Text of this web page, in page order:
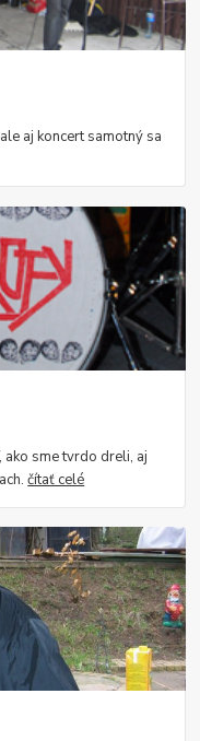
aj koncert samotný sa
ako sme tvrdo dreli, aj
čítať celé